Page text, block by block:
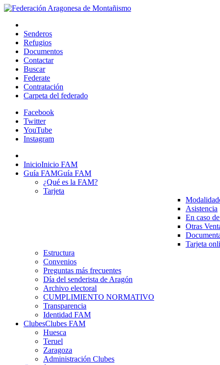
Senderos
Refugios
Documentos
Contactar
Buscar
Federate
Contratación
Carpeta del federado
Facebook
Twitter
YouTube
Instagram
InicioInicio FAM
Guía FAMGuía FAM
¿Qué es la FAM?
Tarjeta
Asistencia
En caso
Otras
Tarjeta
Estructura
Convenios
Preguntas más frecuentes
Día del senderista de Aragón
Archivo electoral
CUMPLIMIENTO NORMATIVO
Transparencia
Identidad FAM
ClubesClubes FAM
Huesca
Teruel
Zaragoza
Administración Clubes